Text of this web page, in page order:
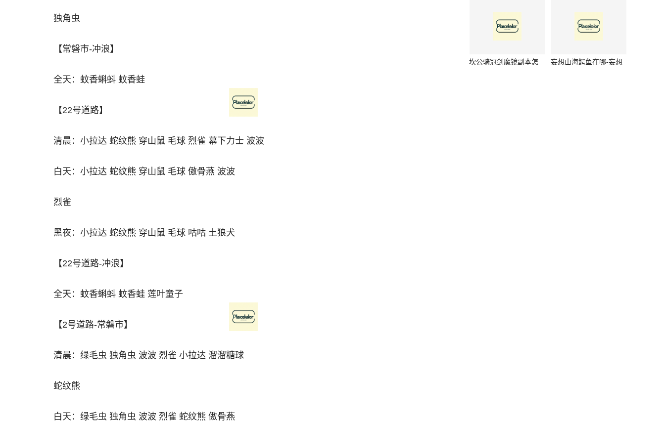
独角虫
【常磐市-冲浪】
全天：蚊香蝌蚪 蚊香蛙
【22号道路】
清晨：小拉达 蛇纹熊 穿山鼠 毛球 烈雀 幕下力士 波波
白天：小拉达 蛇纹熊 穿山鼠 毛球 傲骨燕 波波
烈雀
黑夜：小拉达 蛇纹熊 穿山鼠 毛球 咕咕 土狼犬
【22号道路-冲浪】
全天：蚊香蝌蚪 蚊香蛙 莲叶童子
【2号道路-常磐市】
清晨：绿毛虫 独角虫 波波 烈雀 小拉达 溜溜糖球
蛇纹熊
白天：绿毛虫 独角虫 波波 烈雀 蛇纹熊 傲骨燕
坎公骑冠剑魔镜副本怎
妄想山海鳄鱼在哪-妄想